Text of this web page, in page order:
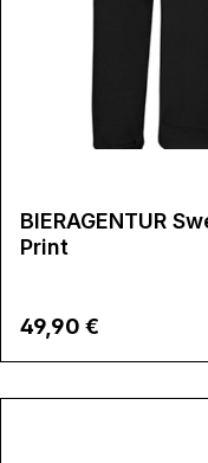
BIERAGENTUR
Print
Regulärer Preis:
49,90 €